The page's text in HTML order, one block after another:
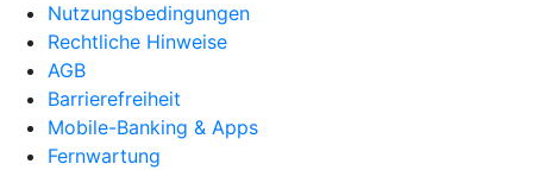
Nutzungsbedingungen
Rechtliche Hinweise
AGB
Barrierefreiheit
Mobile-Banking & Apps
Fernwartung